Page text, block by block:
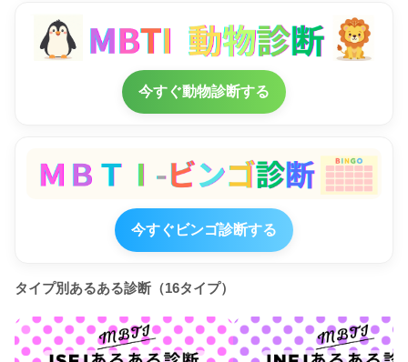
今すぐ動物診断する
今すぐビンゴ診断する
タイプ別あるある診断（16タイプ）